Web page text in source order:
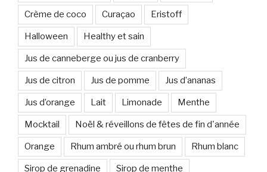
Crème de coco Curaçao Eristoff
Halloween Healthy et sain
Jus de canneberge ou jus de cranberry
Jus de citron Jus de pomme Jus d’ananas
Jus d’orange Lait Limonade Menthe
Mocktail Noël & réveillons de fêtes de fin d'année
Orange Rhum ambré ou rhum brun Rhum blanc
Sirop de grenadine Sirop de menthe